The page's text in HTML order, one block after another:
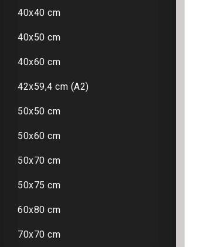
40x40 cm
40x50 cm
40x60 cm
42x59,4 cm (A2)
50x50 cm
50x60 cm
50x70 cm
50x75 cm
60x80 cm
70x70 cm